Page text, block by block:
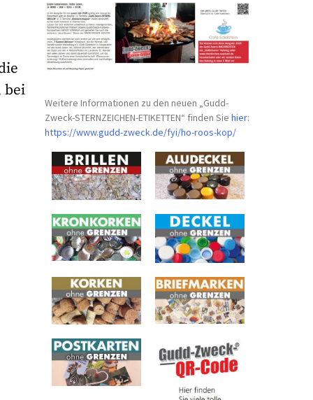
bei
Weitere Informationen zu den neuen „Gudd-
Zweck-STERNZEICHEN-ETIKETTEN“ finden Siehier:
https://www.gudd-zweck.de/fyi/ho-roos-kop/